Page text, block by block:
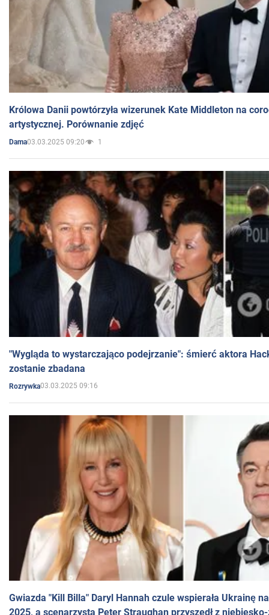
Królowa Danii powtórzyła wizerunek Kate Middleton na
artystycznej. Porównanie zdjęć
Dama03.03.2025 09:20 1
"Wygląda to wystarczająco podejrzanie": śmierć aktora
zostanie zbadana
Rozrywka03.03.2025 09:16
Gwiazda "Kill Billa" Daryl Hannah czule wspierała Ukrainę
2025, a scenarzysta Peter Straughan przyszedł z